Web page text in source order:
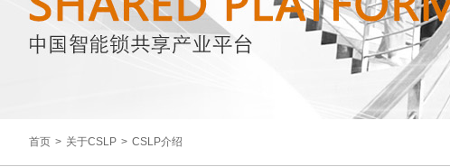
首页 > 关于CSLP > CSLP介绍